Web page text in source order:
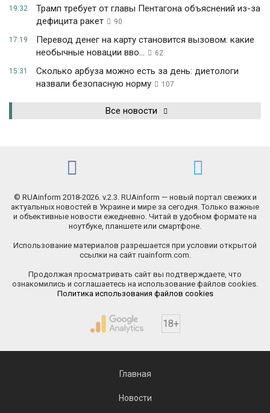
19:32
Трамп требует от главы Пентагона объяснений из-за
дефицита ракет
90
17:19
Перевод денег на карту становится вызовом: какие
необычные новации вво...
62
15:31
Сколько арбуза можно есть за день: диетологи
назвали безопасную норму
107
Все новости
© RUAinform 2018-2026. v.2.3. RUAinform — новый портал свежих и
актуальных новостей в Украине и мире за сегодня. Только важные
и объективные новости ежедневно. Читай в удобном формате на
ноутбуке, планшете или смартфоне.
Использование материалов разрешается при условии открытой
ссылки на сайт ruainform.com.
Продолжая просматривать сайт вы подтверждаете, что
ознакомились и соглашаетесь на использование файлов cookies.
Политика использования файлов cookies
18+
Главная
Новости